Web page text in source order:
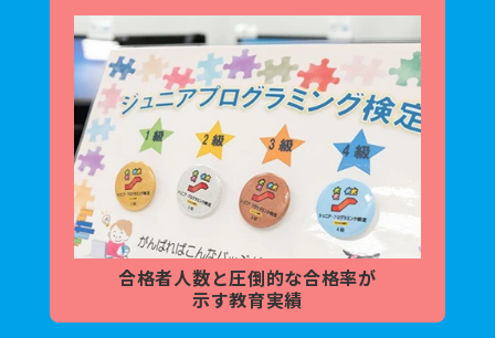
合格者人数と圧倒的な合格率が
示す教育実績